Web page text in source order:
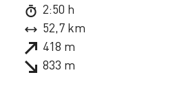
2:50 h
52,7 km
418 m
833 m